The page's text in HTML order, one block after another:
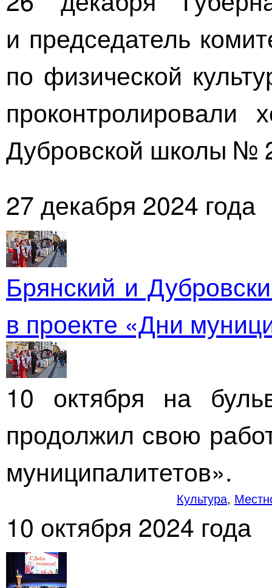
и председатель
по физической
проконтролировали
Дубровской школы №
27 декабря 2024 года
Брянский и
в проекте «Дни
10 октября на
продолжил свою
муниципалитетов».
Культура,
10 октября 2024 года